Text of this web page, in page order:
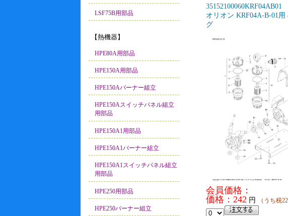
LSF75B用部品
【熱機器】
HPE80A用部品
HPE150A用部品
HPE150Aバーナー組立
HPE150Aスイッチパネル組立
用部品
HPE150A1用部品
HPE150A1バーナー組立
HPE150A1スイッチパネル組立
用部品
HPE250用部品
HPE250バーナー組立
35152100060KRF04AB01
オリオン KRF04A-B-01用
グ
会員価格：
価格：242 円 （うち税22